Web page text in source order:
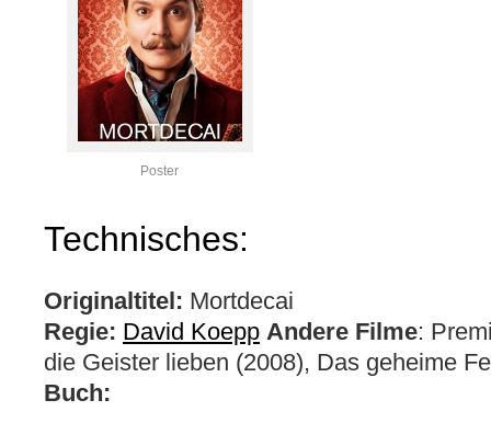
Poster
Technisches:
Originaltitel: Mortdecai
Regie: David Koepp Andere Filme:
die Geister lieben (2008), Das geheime
Buch: